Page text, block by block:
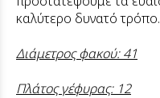
καλύτερο δυνατό τρόπο.
Διάμετρος φακού: 41
Πλάτος γέφυρας: 12